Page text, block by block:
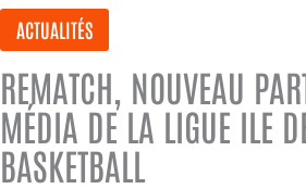
ACTUALITÉS
REMATCH, NOUVEAU
MÉDIA DE LA LIGUE ILE
BASKETBALL